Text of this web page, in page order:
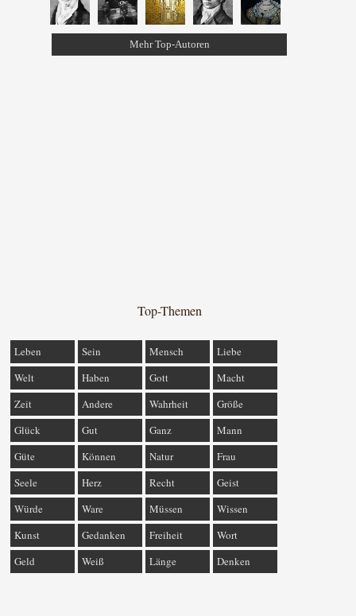
Mehr Top-Autoren
Top-Themen
Leben Sein Mensch
Liebe
Welt
Haben Gott
Macht
Zeit
Andere Wahrheit
Größe
Glück
Gut Ganz
Mann
Güte
Können Natur
Frau
Seele
Herz Recht
Geist
Würde
Ware Müssen
Wissen
Kunst
Gedanken Freiheit
Wort
Geld
Weiß Länge Denken